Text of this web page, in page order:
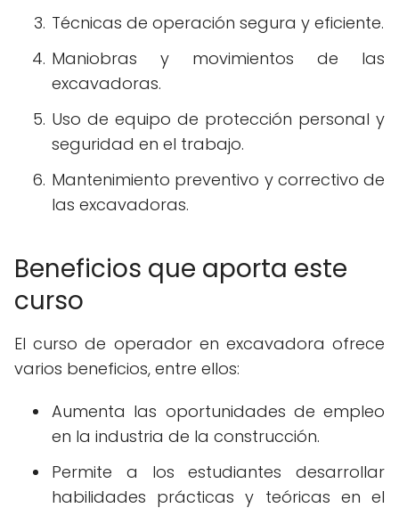
Técnicas de operación segura y eficiente.
Maniobras y movimientos de las
excavadoras.
Uso de equipo de protección personal y
seguridad en el trabajo.
Mantenimiento preventivo y correctivo de
las excavadoras.
Beneficios que aporta este
curso
El curso de operador en excavadora ofrece
varios beneficios, entre ellos:
Aumenta las oportunidades de empleo
en la industria de la construcción.
Permite a los estudiantes desarrollar
habilidades prácticas y teóricas en el